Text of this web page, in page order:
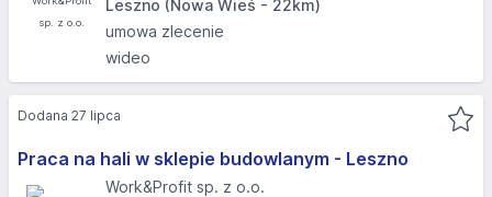
Leszno (Nowa Wieś - 22km)
umowa zlecenie
wideo
Praca na hali w sklepie budowlanym - Leszno
Work&Profit sp. z o.o.
Dodana 27 lipca